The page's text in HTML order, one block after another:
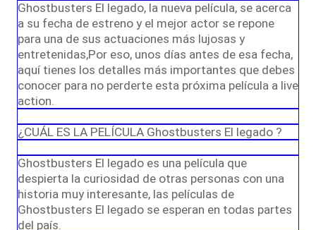
Ghostbusters El legado, la nueva película, se acerca
a su fecha de estreno y el mejor actor se repone
para una de sus actuaciones más lujosas y
entretenidas,Por eso, unos días antes de esa fecha,
aquí tienes los detalles más importantes que debes
conocer para no perderte esta próxima película a live
action.
¿CUÁL ES LA PELÍCULA Ghostbusters El legado ?
Ghostbusters El legado es una película que
despierta la curiosidad de otras personas con una
historia muy interesante, las películas de
Ghostbusters El legado se esperan en todas partes
del país.